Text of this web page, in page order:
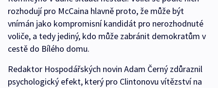
rozhodují pro McCaina hlavně proto, že může být
vnímán jako kompromisní kandidát pro nerozhodnuté
voliče, a tedy jediný, kdo může zabránit demokratům v
cestě do Bílého domu.
Redaktor Hospodářských novin Adam Černý zdůraznil
psychologický efekt, který pro Clintonovu vítězství na